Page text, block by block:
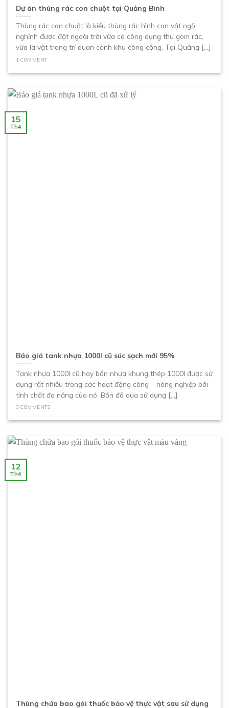
Dự án thùng rác con chuột tại Quảng Bình
Thùng rác con chuột là kiểu thùng rác hình con vật ngộ
nghỉnh được đặt ngoài trời vừa có công dụng thu gom rác,
vừa là vật trang trí quan cảnh khu công cộng. Tại Quảng [...]
1 COMMENT
Báo giá tank nhựa 1000l cũ súc sạch mới 95%
Tank nhựa 1000l cũ hay bồn nhựa khung thép 1000l được sử
dụng rất nhiều trong các hoạt động công – nông nghiệp bởi
tính chất đa năng của nó. Bồn đã qua sử dụng [...]
3 COMMENTS
15
Th4
Thùng chứa bao gói thuốc bảo vệ thực vật sau sử dụng
12
Th4